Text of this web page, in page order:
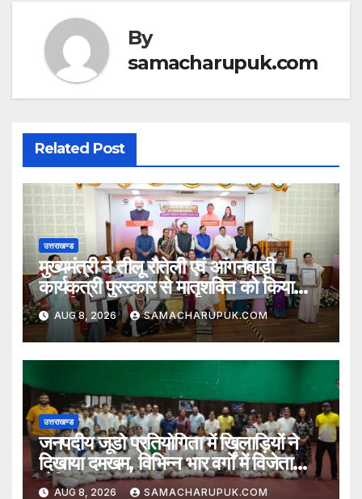
By
samacharupuk.com
Related Post
उत्तराखण्ड
मुख्यमंत्री ने तीलू रौतेली एवं आंगनबाड़ी
कार्यकत्री पुरस्कार से मातृशक्ति को किया
सम्मानित
AUG 8, 2026 SAMACHARUPUK.COM
उत्तराखण्ड
जनपदीय जूडो प्रतियोगिता में खिलाड़ियों ने
दिखाया दमखम, विभिन्न भार वर्गों में विजेता
घोषित
AUG 8, 2026 SAMACHARUPUK.COM